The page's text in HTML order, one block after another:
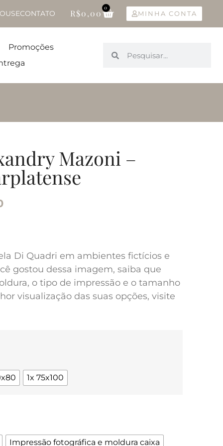
CONTATO R$0,00
0
MINHA CONTA
Promoções
Mazoni –
Di Quadri em ambientes fictícios e
gostou dessa imagem, saiba que
o tipo de impressão e o tamanho
visualização das suas opções, visite
1x 75x100
Impressão fotográfica e moldura caixa